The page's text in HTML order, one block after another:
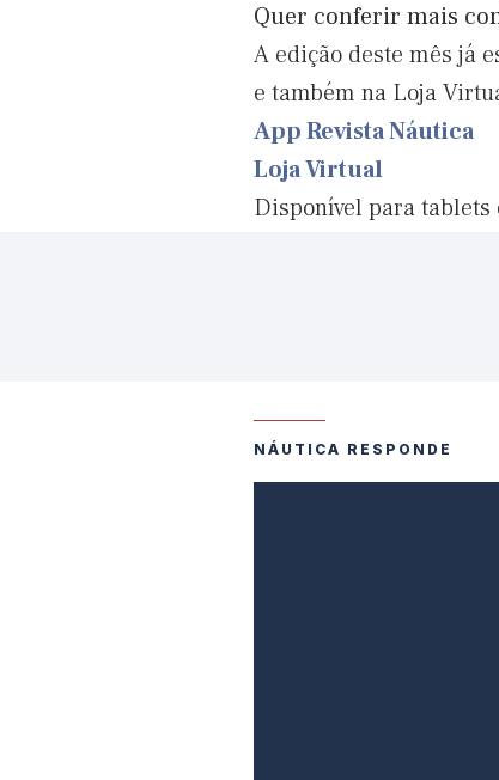
Quer conferir mais
A edição deste mês já
e também na Loja
App Revista Náutica
Loja Virtual
Disponível para tablets
NÁUTICA RESPONDE